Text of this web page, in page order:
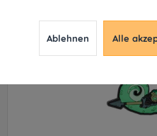
Ablehnen Alle